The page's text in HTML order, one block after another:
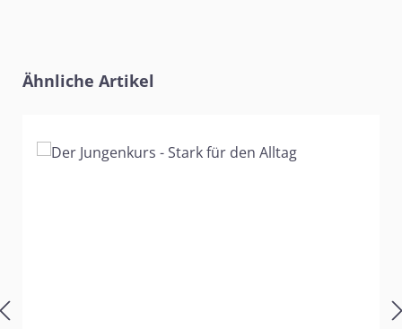
Produktgalerie überspringen
Ähnliche Artikel